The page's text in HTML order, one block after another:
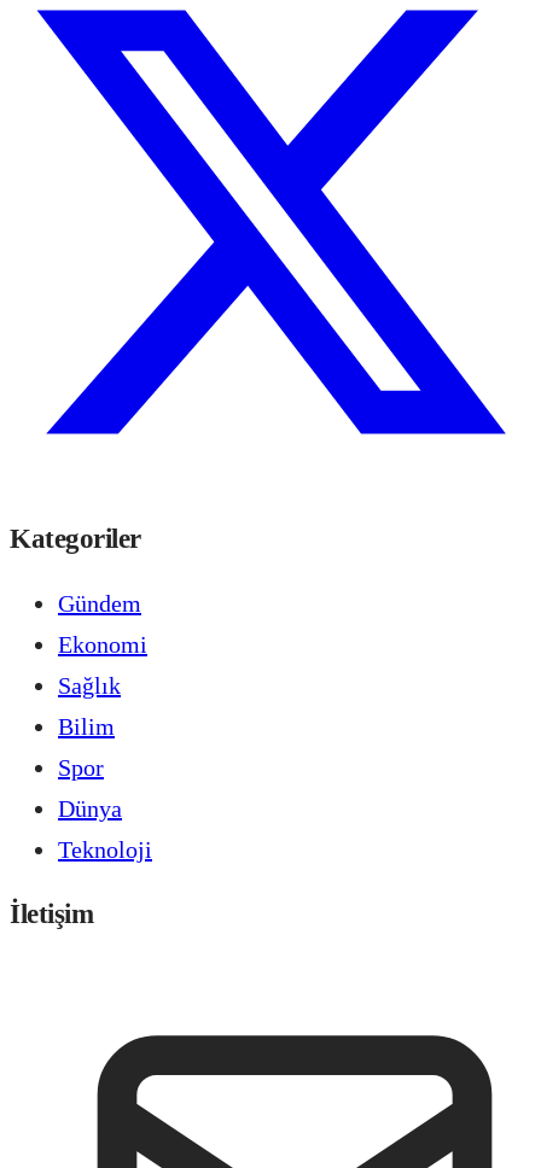
Kategoriler
Gündem
Ekonomi
Sağlık
Bilim
Spor
Dünya
Teknoloji
İletişim